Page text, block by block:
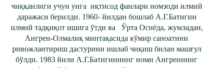
чиққанлиги учун унга иқтисод фанлари номзоди илмий
даражаси берилди. 1960- йилдан бошлаб А.Г.Батигин
илмий тадқиқот ишига ўтди ва Ўрта Осиёда, жумладан,
Ангрен-Олмалиқ минтақасида кўмир саноатини
ривожлантириш дастурини ишлаб чиқиш билан машғул
бўлди. 1983 йили А.Г.Батигиннинг номи Ангреннинг